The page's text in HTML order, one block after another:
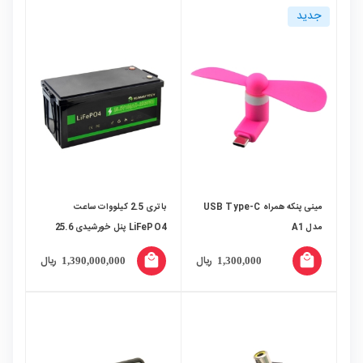
جدید
مینی پنکه همراه USB Type-C
مدل A1
1,300,000 ریال local_mall
باتری 2.5 کیلووات ساعت
LiFePO4 پنل خورشیدی 25.6
SUNWAYTECH
1,390,000,000 ریال local_mall